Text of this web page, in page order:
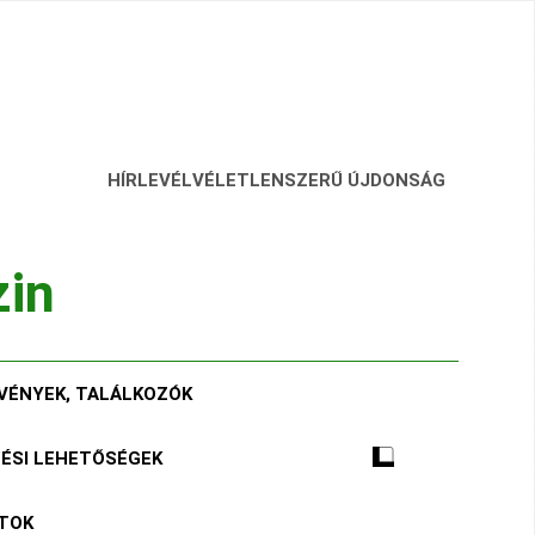
HÍRLEVÉLVÉLETLENSZERŰ ÚJDONSÁG
TALÁLKOZÓK
LEHETŐSÉGEK